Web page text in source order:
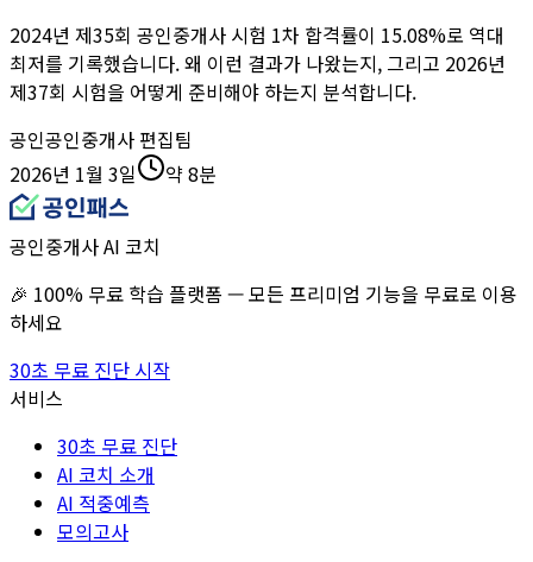
2024년 제35회 공인중개사 시험 1차 합격률이 15.08%로 역대
최저를 기록했습니다. 왜 이런 결과가 나왔는지, 그리고 2026년
제37회 시험을 어떻게 준비해야 하는지 분석합니다.
공인공인중개사 편집팀
2026년 1월 3일
약 8분
공인중개사 AI 코치
🎉 100% 무료 학습 플랫폼 — 모든 프리미엄 기능을 무료로 이용
하세요
30초 무료 진단 시작
서비스
30초 무료 진단
AI 코치 소개
AI 적중예측
모의고사